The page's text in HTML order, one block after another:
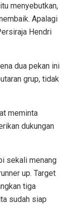
menyebutkan,
Apalagi
Hendri
dua pekan ini
grup, tidak
meminta
dukungan
sekali menang
up. Target
tiga
sudah siap